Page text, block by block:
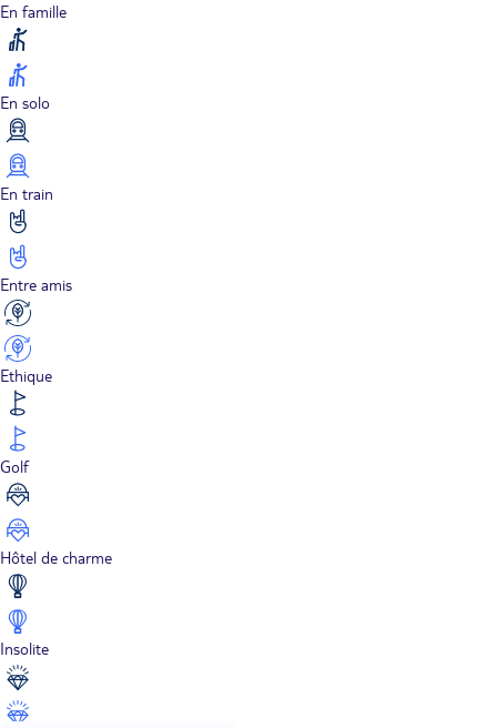
En famille
En solo
En train
Entre amis
Ethique
Golf
Hôtel de charme
Insolite